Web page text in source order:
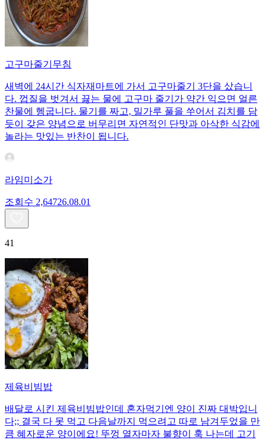
고구마줄기무침
새벽에 24시간 식자재마트에 가서 고구마줄기 3단을 샀습니
다. 껍질을 벗겨서 끓는 물에 고구마 줄기가 약간 익으면 얼른
찬물에 헹굽니다. 물기를 짜고, 밀가루 풀을 쑤어서 김치를 담
듯이 갖은 양념으로 버무리면 자연적인 단맛과 아삭한 식감에
놀라는 맛있는 반찬이 됩니다.
라임미소가
조회수 2,64726.08.01
41
제육비빔밥
배달로 시킨 제육비빔밥인데 혼자먹기엔 양이 진짜 대박입니
다;; 결국 다 못 먹고 다음날까지 먹으려고 따로 남겨두었을 만
큼 혜자로운 양이에요! 뚜껑 열자마자 불향이 훅 나는데 고기